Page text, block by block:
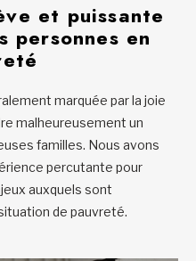
et puissante
personnes en
marquée par la joie
malheureusement un
familles. Nous avons
percutante pour
auxquels sont
de pauvreté.